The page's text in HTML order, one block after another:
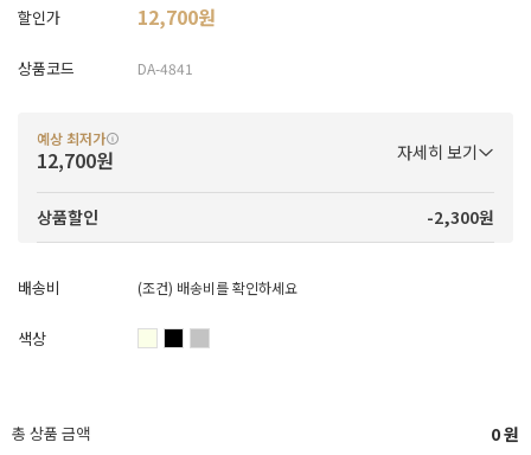
할인가 12,700원
상품코드 DA-4841
예상 최저가
12,700원 자세히 보기
상품할인 -2,300원
배송비 (조건) 배송비를 확인하세요
색상
총 상품 금액 0원